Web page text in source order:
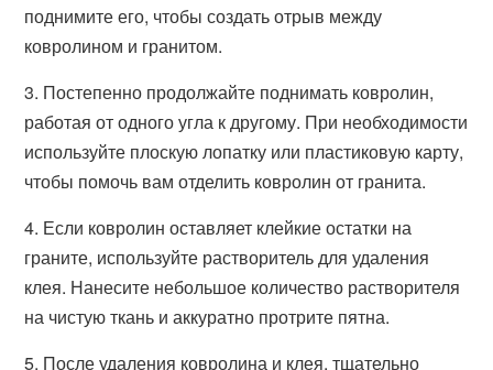
поднимите его, чтобы создать отрыв между
ковролином и гранитом.
3. Постепенно продолжайте поднимать ковролин,
работая от одного угла к другому. При необходимости
используйте плоскую лопатку или пластиковую карту,
чтобы помочь вам отделить ковролин от гранита.
4. Если ковролин оставляет клейкие остатки на
граните, используйте растворитель для удаления
клея. Нанесите небольшое количество растворителя
на чистую ткань и аккуратно протрите пятна.
5. После удаления ковролина и клея, тщательно